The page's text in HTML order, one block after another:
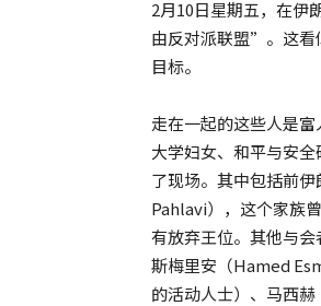
2月10日星期五，在伊
由反对派联盟”。这看
目标。
走在一起的这些人是
大学妇女、和平与安
了现场。其中包括前
Pahlavi），这个家族
有放弃王位。其他与
斯梅里安（Hamed
的活动人士）、马西